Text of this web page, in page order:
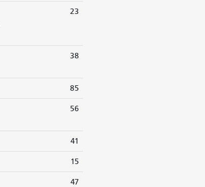
23
38
85
56
41
15
47